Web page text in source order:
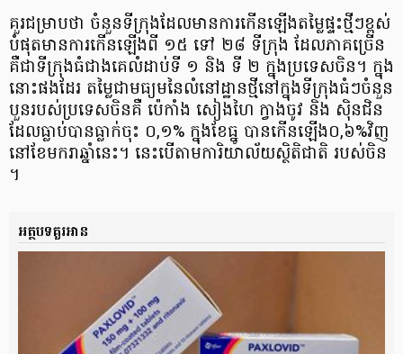
គួរ​ជម្រាប​ថា ចំនួន​ទីក្រុង​ដែល​មានការ​កើនឡើង​តម្លៃ​ផ្ទះ​ថ្មី​ៗ​ខ្ពស់​
បំផុត​មានការ​កើនឡើង​ពី ១៥ ទៅ ២៨ ទីក្រុង ដែល​ភាគច្រើន
គឺជា​ទីក្រុង​ធំ​ជាងគេ​លំដាប់​ទី ១ និង ទី ២ ក្នុង​ប្រទេស​ចិន​។ ក្នុង​
នោះ​ផង​ដែរ តម្លៃ​ជា​មធ្យម​នៃ​លំនៅ​ដ្ឋា​ន​ថ្មី​នៅ​ក្នុង​ទីក្រុង​ធំ​ៗ​ចំនួន​
បួន​របស់​ប្រទេស​ចិន​គឺ ប៉េ​កាំ​ង សៀង​ហៃ ក្វា​ង​ចូ​វ និង ស៊ិ​ន​ជិន
ដែល​ធ្លាប់​បាន​ធ្លាក់​ចុះ ០,១% ក្នុង​ខែធ្នូ បាន​កើនឡើង​០,៦%​វិញ​
នៅ​ខែមករា​ឆ្នាំ​នេះ​។ នេះ​បើ​តាម​ការិយាល័យ​ស្ថិតិ​ជាតិ របស់​ចិន​
។
អត្ថបទគួរអាន